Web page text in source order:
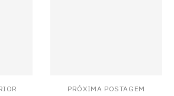
PRÓXIMA POSTAGEM